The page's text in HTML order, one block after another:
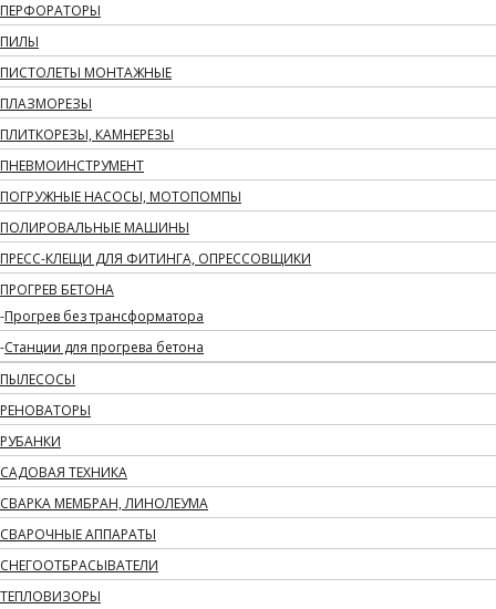
ПЕРФОРАТОРЫ
ПИЛЫ
ПИСТОЛЕТЫ МОНТАЖНЫЕ
ПЛАЗМОРЕЗЫ
ПЛИТКОРЕЗЫ, КАМНЕРЕЗЫ
ПНЕВМОИНСТРУМЕНТ
ПОГРУЖНЫЕ НАСОСЫ, МОТОПОМПЫ
ПОЛИРОВАЛЬНЫЕ МАШИНЫ
ПРЕСС-КЛЕЩИ ДЛЯ ФИТИНГА, ОПРЕССОВЩИКИ
ПРОГРЕВ БЕТОНА
Прогрев без трансформатора
Станции для прогрева бетона
ПЫЛЕСОСЫ
РЕНОВАТОРЫ
РУБАНКИ
САДОВАЯ ТЕХНИКА
СВАРКА МЕМБРАН, ЛИНОЛЕУМА
СВАРОЧНЫЕ АППАРАТЫ
СНЕГООТБРАСЫВАТЕЛИ
ТЕПЛОВИЗОРЫ